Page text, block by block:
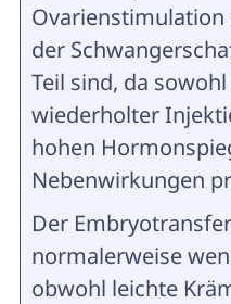
der
Teil sind, da
wiederholter
hohen
Nebenwirkungen
Der
normalerweise
obwohl leichte